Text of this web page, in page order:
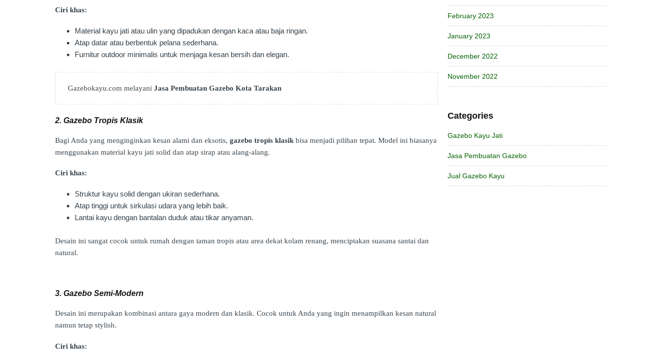
Ciri khas:
Material kayu jati atau ulin yang dipadukan dengan kaca atau baja ringan.
Atap datar atau berbentuk pelana sederhana.
Furnitur outdoor minimalis untuk menjaga kesan bersih dan elegan.
Gazebokayu.com melayani Jasa Pembuatan Gazebo Kota Tarakan
2. Gazebo Tropis Klasik
Bagi Anda yang menginginkan kesan alami dan eksotis, gazebo tropis klasik bisa menjadi pilihan tepat. Model ini biasanya
menggunakan material kayu jati solid dan atap sirap atau alang-alang.
Ciri khas:
Struktur kayu solid dengan ukiran sederhana.
Atap tinggi untuk sirkulasi udara yang lebih baik.
Lantai kayu dengan bantalan duduk atau tikar anyaman.
Desain ini sangat cocok untuk rumah dengan taman tropis atau area dekat kolam renang, menciptakan suasana santai dan
natural.
3. Gazebo Semi-Modern
Desain ini merupakan kombinasi antara gaya modern dan klasik. Cocok untuk Anda yang ingin menampilkan kesan natural
namun tetap stylish.
Ciri khas:
February 2023
January 2023
December 2022
November 2022
Categories
Gazebo Kayu Jati
Jasa Pembuatan Gazebo
Jual Gazebo Kayu